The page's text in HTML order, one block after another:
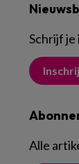
Schrijf
Alle